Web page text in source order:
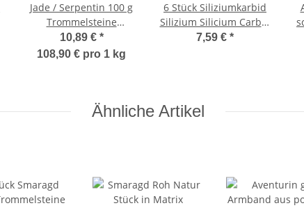
Jade / Serpentin 100 g
Trommelsteine
Wassersteine ca. 3 - 5
Steine ca. 30 - 35 mm
10,89 € *
108,90 € pro 1 kg
6 Stück Siliziumkarbid
Silizium Silicium Carbid
kleine Rohstücke ca. 15
7,59 € *
Ähnliche Artikel